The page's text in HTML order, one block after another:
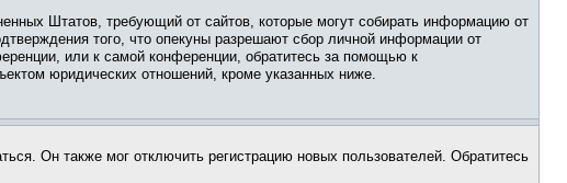
Штатов, требующий от сайтов, которые могут собирать информацию от
того, что опекуны разрешают сбор личной информации от
или к самой конференции, обратитесь за помощью к
юридических отношений, кроме указанных ниже.
Он также мог отключить регистрацию новых пользователей. Обратитесь